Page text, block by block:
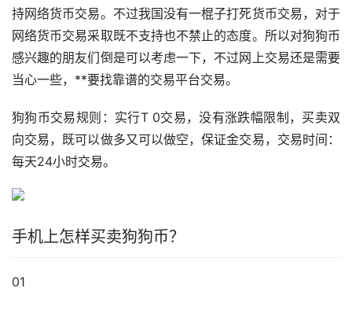
持网络货币交易。不过我国没有一棍子打死货币交易，对于
网络货币交易采取既不支持也不禁止的态度。所以对狗狗币
感兴趣的朋友们倒是可以考虑一下，不过网上交易还是需要
当心一些，**要找靠谱的交易平台交易。
狗狗币交易规则：实行T 0交易，没有涨跌幅限制，买卖双
向交易，既可以做多又可以做空，保证金交易，交易时间：
每天24小时交易。
手机上怎样买卖狗狗币？
01